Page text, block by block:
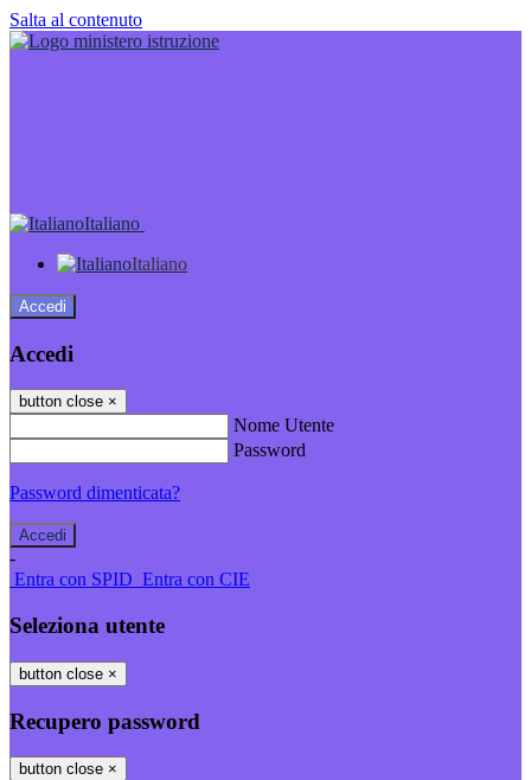
Salta al contenuto
Italiano
Italiano
Accedi
Accedi
button close ×
Nome Utente
Password
Password dimenticata?
-
Entra con SPID Entra con CIE
Seleziona utente
button close ×
Recupero password
button close ×